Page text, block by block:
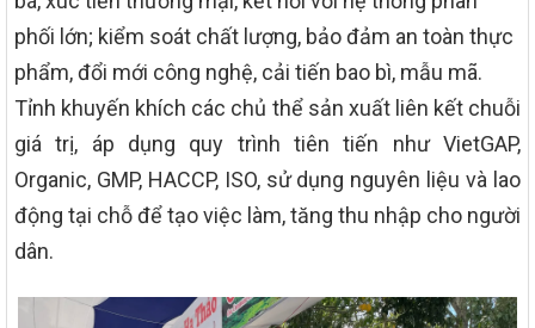
phối lớn; kiểm soát chất lượng, bảo đảm an toàn thực
phẩm, đổi mới công nghệ, cải tiến bao bì, mẫu mã.
Tỉnh khuyến khích các chủ thể sản xuất liên kết chuỗi
giá trị, áp dụng quy trình tiên tiến như VietGAP,
Organic, GMP, HACCP, ISO, sử dụng nguyên liệu và lao
động tại chỗ để tạo việc làm, tăng thu nhập cho người
dân.